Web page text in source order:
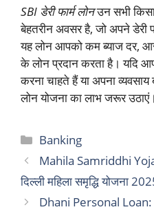
SBI डेरी फार्म लोनउन सभी
बेहतरीन अवसर है, जो अपने डेरी
यह लोन आपको कम ब्याज दर,
के लोन प्रदान करता है। यदि
करना चाहते हैं या अपना
लोन योजना का लाभ जरूर उठाएं।
Categories
Banking
Mahila Samriddhi
दिल्ली महिला समृद्धि योजना
Dhani Personal